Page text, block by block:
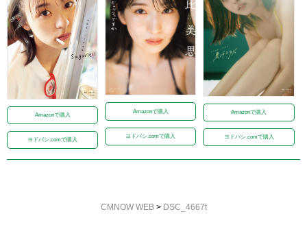
Amazonで購入
ヨドバシ.comで購入
Amazonで購入
ヨドバシ.comで購入
Amazonで購入
ヨドバシ.comで購入
CMNOW WEB> DSC_4667t